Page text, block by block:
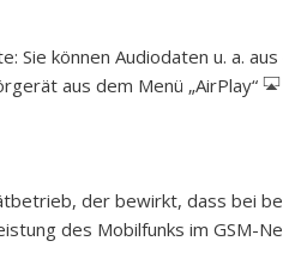
Sie können Audiodaten u. a.
aus dem Menü „AirPlay“
der bewirkt, dass bei
des Mobilfunks im GSM-